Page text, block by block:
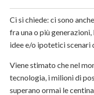
Ci si chiede: ci sono
fra una o più
idee e/o ipotetici scenari
Viene stimato che nel
tecnologia, i milioni di
superano ormai le